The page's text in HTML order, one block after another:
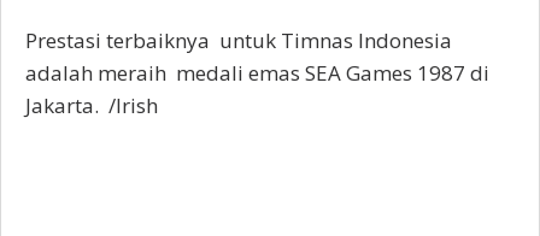
Prestasi terbaiknya untuk Timnas Indonesia
adalah meraih medali emas SEA Games 1987 di
Jakarta. /Irish